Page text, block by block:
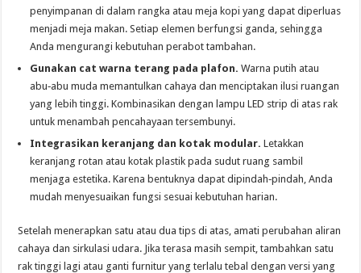
penyimpanan di dalam rangka atau meja kopi yang dapat diperluas
menjadi meja makan. Setiap elemen berfungsi ganda, sehingga
Anda mengurangi kebutuhan perabot tambahan.
Gunakan cat warna terang pada plafon. Warna putih atau
abu‑abu muda memantulkan cahaya dan menciptakan ilusi ruangan
yang lebih tinggi. Kombinasikan dengan lampu LED strip di atas rak
untuk menambah pencahayaan tersembunyi.
Integrasikan keranjang dan kotak modular. Letakkan
keranjang rotan atau kotak plastik pada sudut ruang sambil
menjaga estetika. Karena bentuknya dapat dipindah‑pindah, Anda
mudah menyesuaikan fungsi sesuai kebutuhan harian.
Setelah menerapkan satu atau dua tips di atas, amati perubahan aliran
cahaya dan sirkulasi udara. Jika terasa masih sempit, tambahkan satu
rak tinggi lagi atau ganti furnitur yang terlalu tebal dengan versi yang